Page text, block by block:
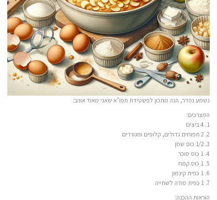
נשמע נהדר, הנה מתכון לפשטידת תפו"א שאני מאוד אוהב:
המצרכים:
1. 4 ביצים
2. 2 תפוחים גדולים, קלופים ומגוררים
3. 1/2 כוס שמן
4. 1 כוס סוכר
5. 1 כוס קמח
6. 1 כפית קינמון
7. 1 כפית סודה לשתייה
הוראות ההכנה: